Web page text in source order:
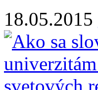
18.05.2015